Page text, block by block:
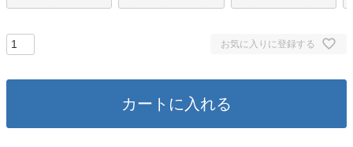
お気に入りに登録する
カートに入れる